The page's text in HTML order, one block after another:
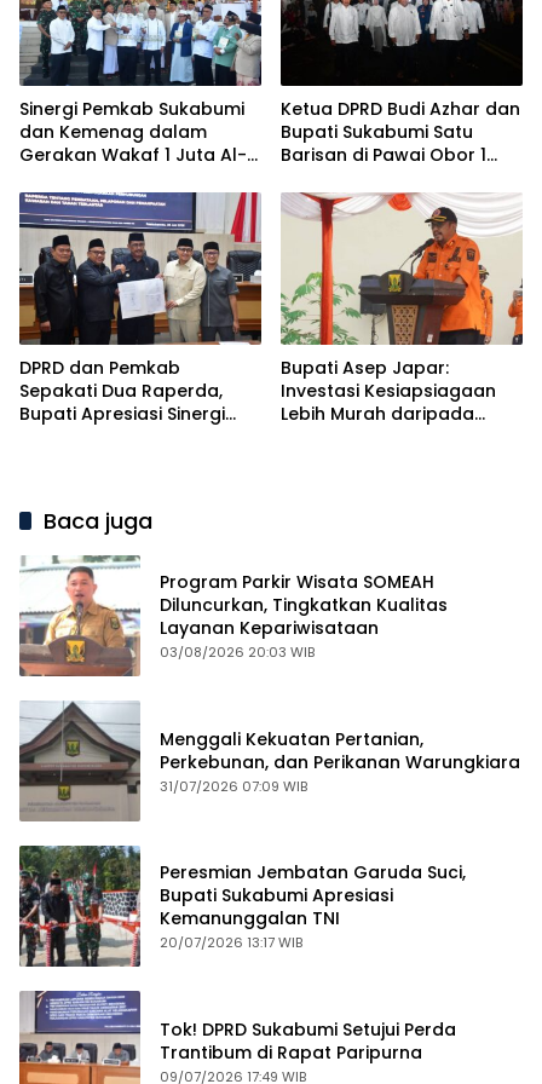
Sinergi Pemkab Sukabumi
dan Kemenag dalam
Gerakan Wakaf 1 Juta Al-
Ketua DPRD Budi Azhar dan
Bupati Sukabumi Satu
Barisan di Pawai Obor 1
DPRD dan Pemkab
Sepakati Dua Raperda,
Bupati Apresiasi Sinergi
Bupati Asep Japar:
Investasi Kesiapsiagaan
Lebih Murah daripada
Baca juga
Program Parkir Wisata SOMEAH
Diluncurkan, Tingkatkan Kualitas
Layanan Kepariwisataan
03/08/2026 20:03 WIB
Menggali Kekuatan Pertanian,
Perkebunan, dan Perikanan Warungkiara
31/07/2026 07:09 WIB
Peresmian Jembatan Garuda Suci,
Bupati Sukabumi Apresiasi
Kemanunggalan TNI
20/07/2026 13:17 WIB
Tok! DPRD Sukabumi Setujui Perda
Trantibum di Rapat Paripurna
09/07/2026 17:49 WIB